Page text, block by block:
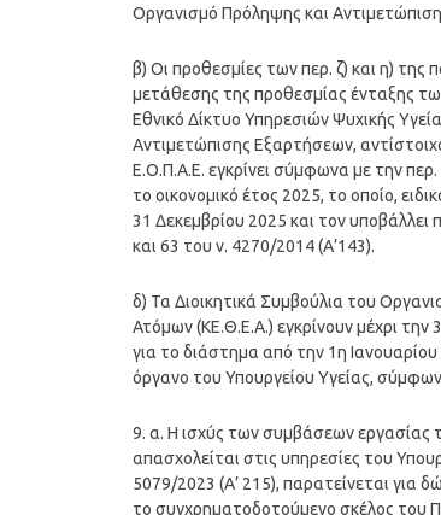
Οργανισμό Πρόληψης και
β) Οι προθεσμίες των περ. ζ) και η) της
μετάθεσης της προθεσμίας ένταξης
Εθνικό Δίκτυο Υπηρεσιών Ψυχικής
Αντιμετώπισης Εξαρτήσεων,
Ε.Ο.Π.Α.Ε. εγκρίνει σύμφωνα με την
το οικονομικό έτος 2025, το οποίο,
31 Δεκεμβρίου 2025 και τον
και 63 του ν. 4270/2014 (Α’143).
δ) Τα Διοικητικά Συμβούλια του
Ατόμων (ΚΕ.Θ.Ε.Α.) εγκρίνουν μέχρι
για το διάστημα από την 1η
όργανο του Υπουργείου Υγείας,
9. α. Η ισχύς των συμβάσεων εργασίας
απασχολείται στις υπηρεσίες του
5079/2023 (Α’ 215), παρατείνεται για
το συγχρηματοδοτούμενο σκέλος του